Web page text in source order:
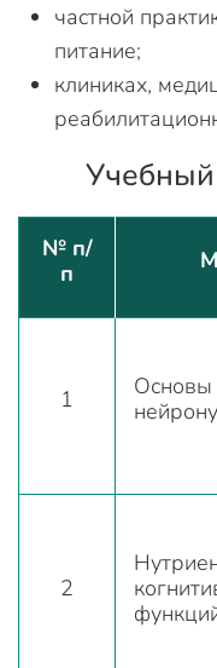
частной
питание;
клиниках,
№ п/
п
1
Основы
2